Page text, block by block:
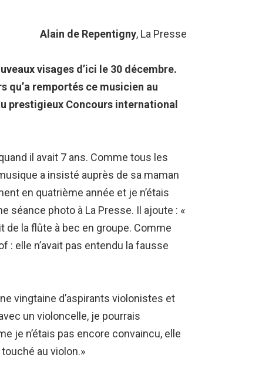
Alain de Repentigny, La Presse
visages d’ici le 30 décembre.
qu’a remportés ce musicien au
prestigieux Concours international
il avait 7 ans. Comme tous les
a insisté auprès de sa maman
en quatrième année et je n’étais
séance photo à La Presse. Il ajoute : «
de la flûte à bec en groupe. Comme
: elle n’avait pas entendu la fausse
vingtaine d’aspirants violonistes et
un violoncelle, je pourrais
je n’étais pas encore convaincu, elle
au violon.»